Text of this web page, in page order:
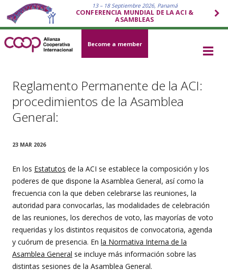
13 – 18 Septiembre 2026, Panamá
CONFERENCIA MUNDIAL DE LA ACI &
ASAMBLEAS
Become a member
Reglamento Permanente de la ACI:
procedimientos de la Asamblea
General:
23 MAR 2026
En los Estatutos de la ACI se establece la composición y los
poderes de que dispone la Asamblea General, así como la
frecuencia con la que deben celebrarse las reuniones, la
autoridad para convocarlas, las modalidades de celebración
de las reuniones, los derechos de voto, las mayorías de voto
requeridas y los distintos requisitos de convocatoria, agenda
y cuórum de presencia. En la Normativa Interna de la
Asamblea General se incluye más información sobre las
distintas sesiones de la Asamblea General.